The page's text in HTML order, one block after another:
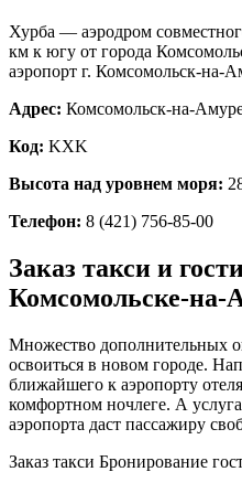
Хурба — аэродром
км к югу от города
аэропорт г. Комсомольск-на-
Адрес: Комсомольск-на-
Код: KXK
Высота над уровнем моря:
Телефон: 8 (421) 756-85-00
Заказ такси и
Комсомольске-на-
Множество дополнительных
освоиться в новом городе.
ближайшего к аэропорту
комфортном ночлеге. А
аэропорта даст пассажиру
Заказ такси Бронирование